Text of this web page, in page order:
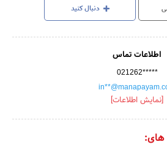
دنبال کنید
اطلاعات تماس
021262*****
[نمایش اطلاعات]